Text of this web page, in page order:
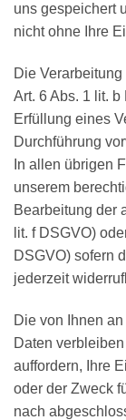
uns gespeichert
nicht ohne Ihre
Die
Art. 6 Abs. 1 lit.
Erfüllung eines
Durchführung
In allen übrigen
unserem
Bearbeitung der
lit. f DSGVO)
DSGVO) sofern
jederzeit
Die von Ihnen
Daten
auffordern, Ihre
oder der Zweck
nach